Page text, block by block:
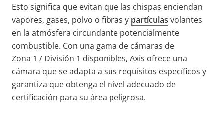
Esto significa que evitan que las chispas enciendan
vapores, gases, polvo o fibras y partículas volantes
en la atmósfera circundante potencialmente
combustible. Con una gama de cámaras de
Zona 1 / División 1 disponibles, Axis ofrece una
cámara que se adapta a sus requisitos específicos y
garantiza que obtenga el nivel adecuado de
certificación para su área peligrosa.